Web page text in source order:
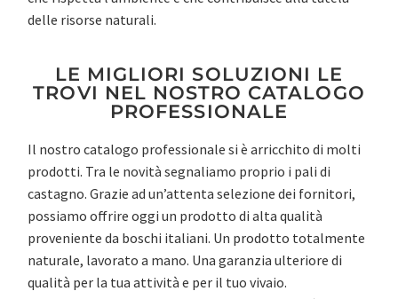
delle risorse naturali.
LE MIGLIORI SOLUZIONI LE
TROVI NEL NOSTRO CATALOGO
PROFESSIONALE
Il nostro catalogo professionale si è arricchito di molti
prodotti. Tra le novità segnaliamo proprio i pali di
castagno. Grazie ad un’attenta selezione dei fornitori,
possiamo offrire oggi un prodotto di alta qualità
proveniente da boschi italiani. Un prodotto totalmente
naturale, lavorato a mano. Una garanzia ulteriore di
qualità per la tua attività e per il tuo vivaio.